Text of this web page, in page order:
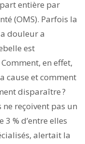
entière par
(OMS). Parfois la
douleur a
est
en effet,
cause et comment
disparaître ?
ne reçoivent pas un
% d’entre elles
alertait la